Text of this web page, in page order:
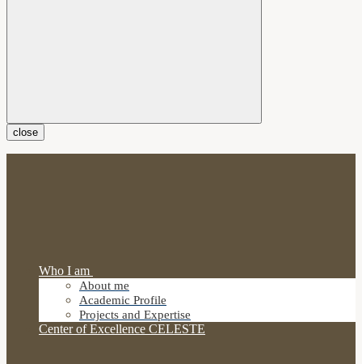
close
Who I am
About me
Academic Profile
Projects and Expertise
Center of Excellence CELESTE